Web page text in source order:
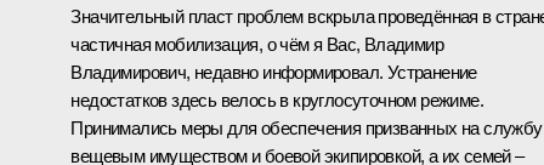
Значительный пласт проблем вскрыла проведённая в
частичная мобилизация, о чём я Вас, Владимир
Владимирович, недавно информировал. Устранение
недостатков здесь велось в круглосуточном режиме.
Принимались меры для обеспечения призванных на службу
вещевым имуществом и боевой экипировкой, а их семей ‒